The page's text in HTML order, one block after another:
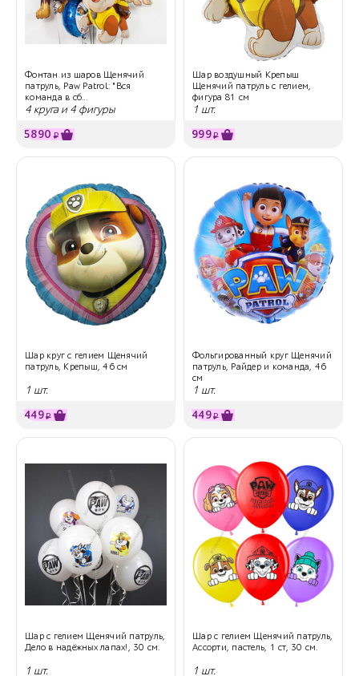
Фонтан из шаров Щенячий
патруль, Paw Patrol: "Вся
команда в сб...
4 круга и 4 фигуры
5890 ₽
Шар воздушный Крепыш
Щенячий патруль с гелием,
фигура 81 см
1 шт.
999₽
Шар круг с гелием Щенячий
патруль, Крепыш, 46 см
1 шт.
449₽
Фольгированный круг Щенячий
патруль, Райдер и команда, 46
см
1 шт.
449₽
Шар с гелием Щенячий патруль,
Дело в надёжных лапах!, 30 см.
1 шт.
Шар с гелием Щенячий патруль,
Ассорти, пастель, 1 ст, 30 см.
1 шт.